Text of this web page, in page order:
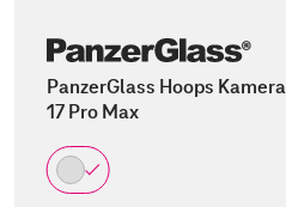
PanzerGlass Hoops
17 Pro Max